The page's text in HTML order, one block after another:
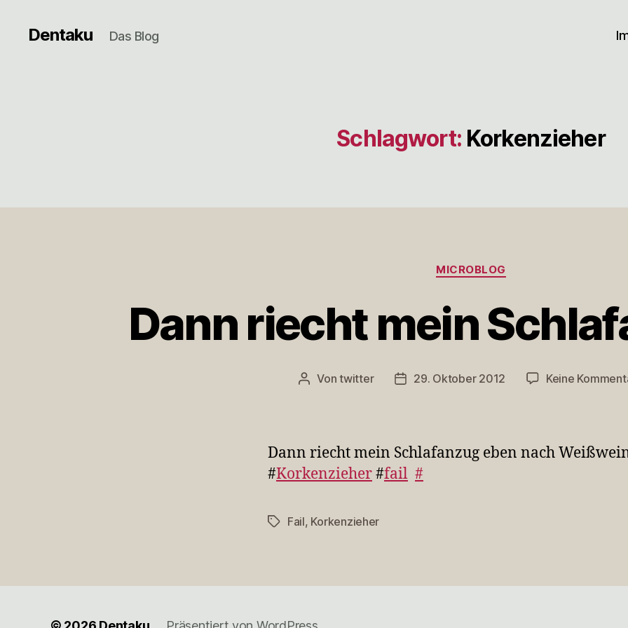
Dentaku Das Blog
Schlagwort: Korkenzieher
Kategorien
MICROBLOG
Dann riecht mein
Beitragsautor
Vontwitter Veröffentlichungsdatum
29. Oktober 2012 Keine
Dann riecht mein Schlafanzug eben nach
#Korkenzieher#fail #
Schlagwörter
Fail, Korkenzieher